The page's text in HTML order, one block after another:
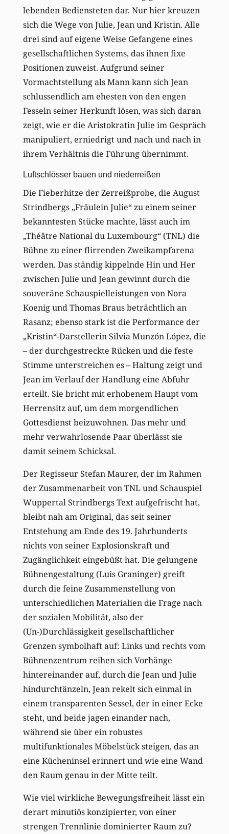
lebenden Bediensteten dar. Nur hier kreuzen
sich die Wege von Julie, Jean und Kristin. Alle
drei sind auf eigene Weise Gefangene eines
gesellschaftlichen Systems, das ihnen fixe
Positionen zuweist. Aufgrund seiner
Vormachtstellung als Mann kann sich Jean
schlussendlich am ehesten von den engen
Fesseln seiner Herkunft lösen, was sich daran
zeigt, wie er die Aristokratin Julie im Gespräch
manipuliert, erniedrigt und nach und nach in
ihrem Verhältnis die Führung übernimmt.
Luftschlösser bauen und niederreißen
Die Fieberhitze der Zerreißprobe, die August
Strindbergs „Fräulein Julie“ zu einem seiner
bekanntesten Stücke machte, lässt auch im
„Théâtre National du Luxembourg“ (TNL) die
Bühne zu einer flirrenden Zweikampfarena
werden. Das ständig kippelnde Hin und Her
zwischen Julie und Jean gewinnt durch die
souveräne Schauspielleistungen von Nora
Koenig und Thomas Braus beträchtlich an
Rasanz; ebenso stark ist die Performance der
„Kristin“-Darstellerin Silvia Munzón López, die
– der durchgestreckte Rücken und die feste
Stimme unterstreichen es – Haltung zeigt und
Jean im Verlauf der Handlung eine Abfuhr
erteilt. Sie bricht mit erhobenem Haupt vom
Herrensitz auf, um dem morgendlichen
Gottesdienst beizuwohnen. Das mehr und
mehr verwahrlosende Paar überlässt sie
damit seinem Schicksal.
Der Regisseur Stefan Maurer, der im Rahmen
der Zusammenarbeit von TNL und Schauspiel
Wuppertal Strindbergs Text aufgefrischt hat,
bleibt nah am Original, das seit seiner
Entstehung am Ende des 19. Jahrhunderts
nichts von seiner Explosionskraft und
Zugänglichkeit eingebüßt hat. Die gelungene
Bühnengestaltung (Luis Graninger) greift
durch die feine Zusammenstellung von
unterschiedlichen Materialien die Frage nach
der sozialen Mobilität, also der
(Un-)Durchlässigkeit gesellschaftlicher
Grenzen symbolhaft auf: Links und rechts vom
Bühnenzentrum reihen sich Vorhänge
hintereinander auf, durch die Jean und Julie
hindurchtänzeln, Jean rekelt sich einmal in
einem transparenten Sessel, der in einer Ecke
steht, und beide jagen einander nach,
während sie über ein robustes
multifunktionales Möbelstück steigen, das an
eine Kücheninsel erinnert und wie eine Wand
den Raum genau in der Mitte teilt.
Wie viel wirkliche Bewegungsfreiheit lässt ein
derart minutiös konzipierter, von einer
strengen Trennlinie dominierter Raum zu?